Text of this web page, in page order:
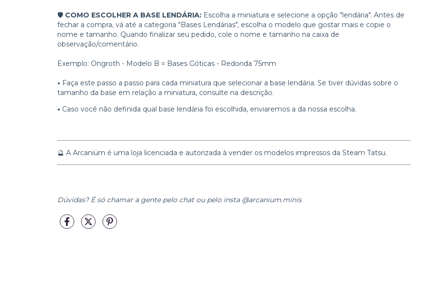
🛡️ COMO ESCOLHER A BASE LENDÁRIA: Escolha a miniatura e selecione a opção "lendária". Antes de
fechar a compra, vá até a categoria "Bases Lendárias", escolha o modelo que gostar mais e copie o
nome e tamanho. Quando finalizar seu pedido, cole o nome e tamanho na caixa de
observação/comentário.
Exemplo: Ongroth - Modelo B = Bases Góticas - Redonda 75mm
• Faça este passo a passo para cada miniatura que selecionar a base lendária. Se tiver dúvidas sobre o
tamanho da base em relação a miniatura, consulte na descrição.
• Caso você não definida qual base lendária foi escolhida, enviaremos a da nossa escolha.
🔮 A Arcaniüm é uma loja licenciada e autorizada à vender os modelos impressos da Steam Tatsu.
Dúvidas? É só chamar a gente pelo chat ou pelo insta @arcanium.minis